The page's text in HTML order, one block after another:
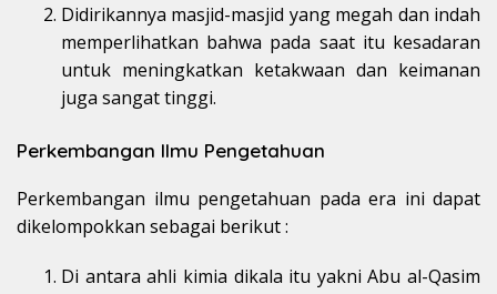
Didirikannya masjid-masjid yang megah dan indah
memperlihatkan bahwa pada saat itu kesadaran
untuk meningkatkan ketakwaan dan keimanan
juga sangat tinggi.
Perkembangan Ilmu Pengetahuan
Perkembangan ilmu pengetahuan pada era ini dapat
dikelompokkan sebagai berikut :
Di antara ahli kimia dikala itu yakni Abu al-Qasim